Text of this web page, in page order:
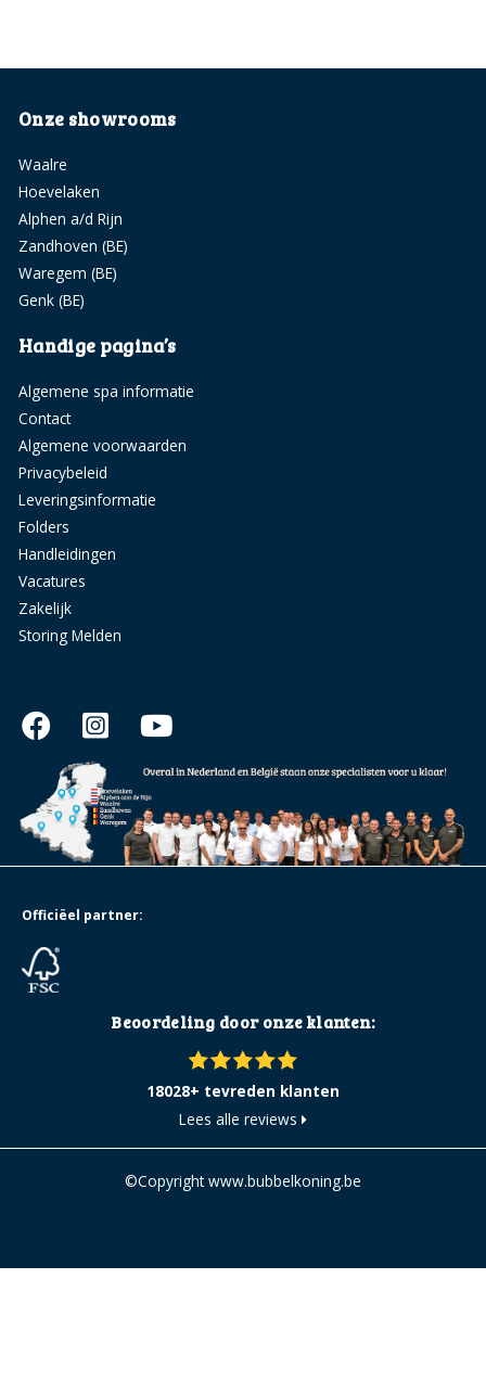
Onze showrooms
Waalre
Hoevelaken
Alphen a/d Rijn
Zandhoven (BE)
Waregem (BE)
Genk (BE)
Handige pagina’s
Algemene spa informatie
Contact
Algemene voorwaarden
Privacybeleid
Leveringsinformatie
Folders
Handleidingen
Vacatures
Zakelijk
Storing Melden
Beoordeling door onze klanten:
18028+ tevreden klanten
Lees alle reviews
Officiëel partner:
©Copyright www.bubbelkoning.be